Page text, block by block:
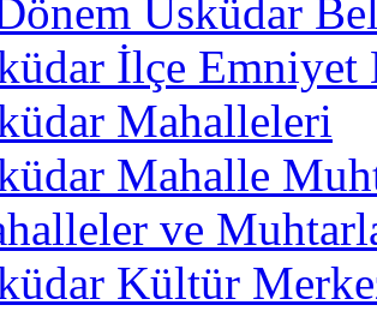
Üsküdar
İlçe
Mahalleleri
Mahalle
ve
Kültür